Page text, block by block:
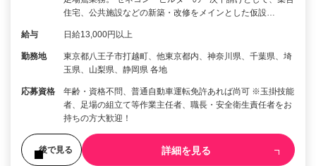
住宅、公共施設などの新築・改修をメインとした仮設…
給与 日給13,000円以上
勤務地
東京都八王子市打越町、他東京都内、神奈川県、千葉県、埼
玉県、山梨県、静岡県 各地
応募資格
年齢・資格不問、普通自動車運転免許あれば尚可 ※玉掛技能
者、足場の組立て等作業主任者、職長・安全衛生責任者をお
持ちの方大歓迎！
後で見る 詳細を見る